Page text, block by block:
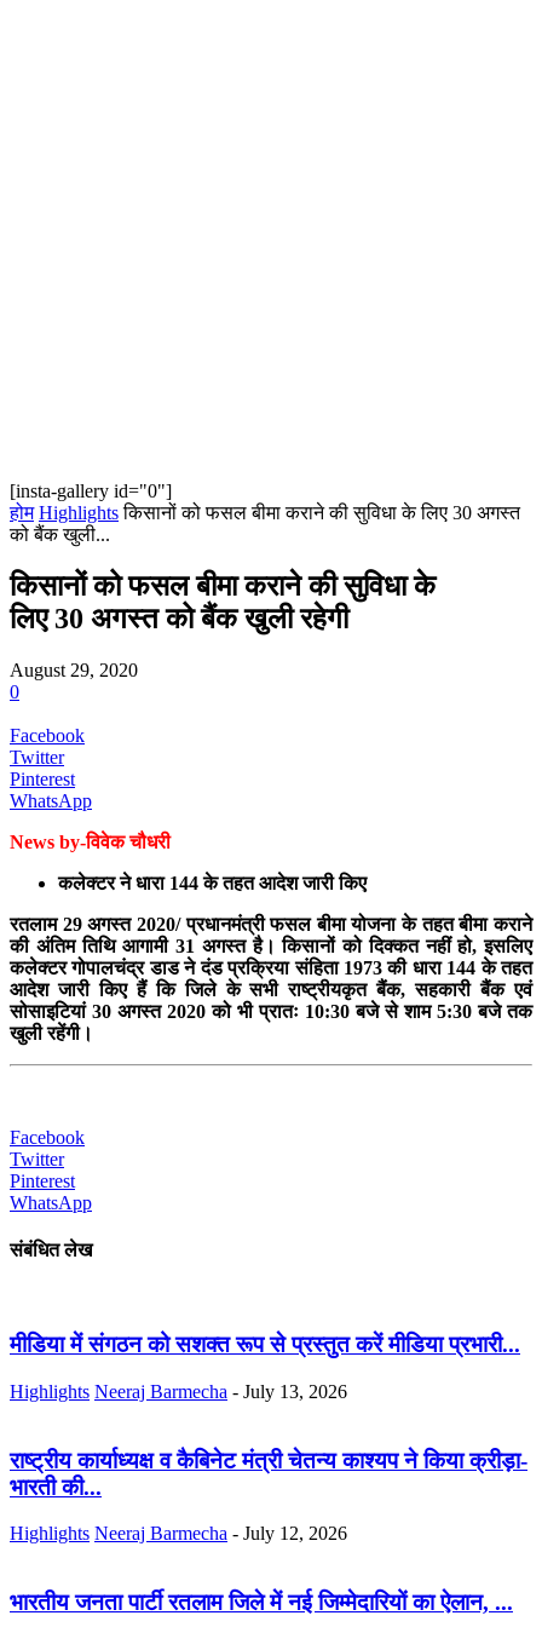
[insta-gallery id="0"]
होम Highlights किसानों को फसल बीमा कराने की सुविधा के लिए 30 अगस्त
को बैंक खुली...
किसानों को फसल बीमा कराने की सुविधा के
लिए 30 अगस्त को बैंक खुली रहेगी
August 29, 2020
0
Facebook
Twitter
Pinterest
WhatsApp
News by-विवेक चौधरी
कलेक्टर ने धारा 144 के तहत आदेश जारी किए
रतलाम 29 अगस्त 2020/ प्रधानमंत्री फसल बीमा योजना के तहत बीमा कराने
की अंतिम तिथि आगामी 31 अगस्त है। किसानों को दिक्कत नहीं हो, इसलिए
कलेक्टर गोपालचंद्र डाड ने दंड प्रक्रिया संहिता 1973 की धारा 144 के तहत
आदेश जारी किए हैं कि जिले के सभी राष्ट्रीयकृत बैंक, सहकारी बैंक एवं
सोसाइटियां 30 अगस्त 2020 को भी प्रातः 10:30 बजे से शाम 5:30 बजे तक
खुली रहेंगी।
Facebook
Twitter
Pinterest
WhatsApp
संबंधित लेख
मीडिया में संगठन को सशक्त रूप से प्रस्तुत करें मीडिया प्रभारी...
Highlights Neeraj Barmecha - July 13, 2026
राष्ट्रीय कार्याध्यक्ष व कैबिनेट मंत्री चेतन्य काश्यप ने किया क्रीड़ा-
भारती की...
Highlights Neeraj Barmecha - July 12, 2026
भारतीय जनता पार्टी रतलाम जिले में नई जिम्मेदारियों का ऐलान, ...